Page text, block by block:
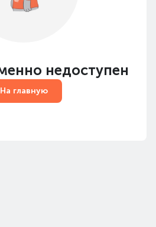
недоступен
На главную